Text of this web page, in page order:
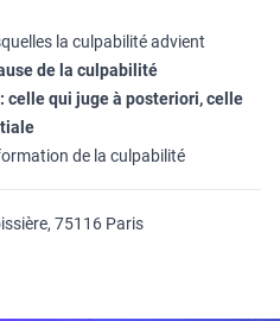
la culpabilité advient
de la culpabilité
celle qui juge à posteriori, celle
de la culpabilité
75116 Paris